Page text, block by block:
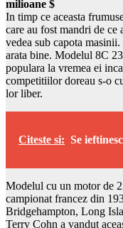
milioane $
In timp ce aceasta
care au fost mandri de ce
vedea sub capota
arata bine. Modelul 8C
populara la vremea ei
competitiilor doreau s-o
lor liber.
Citeste si: Se
Modelul cu un motor de
campionat francez din
Bridgehampton, Long
Terry Cohn a vandut